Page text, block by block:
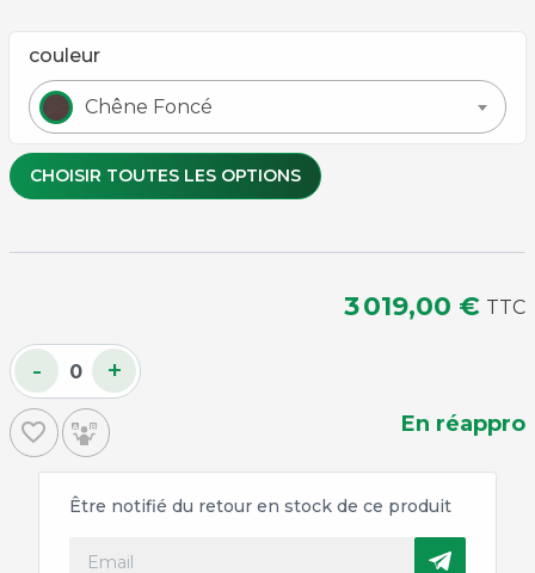
couleur
Chêne Foncé
CHOISIR TOUTES LES OPTIONS
Couleur de tapis
Noir
Rouge
Simonis 760
360,00 €
3 019,00 € TTC
- +
favorite_border En réappro
Être notifié du retour en stock de ce produit